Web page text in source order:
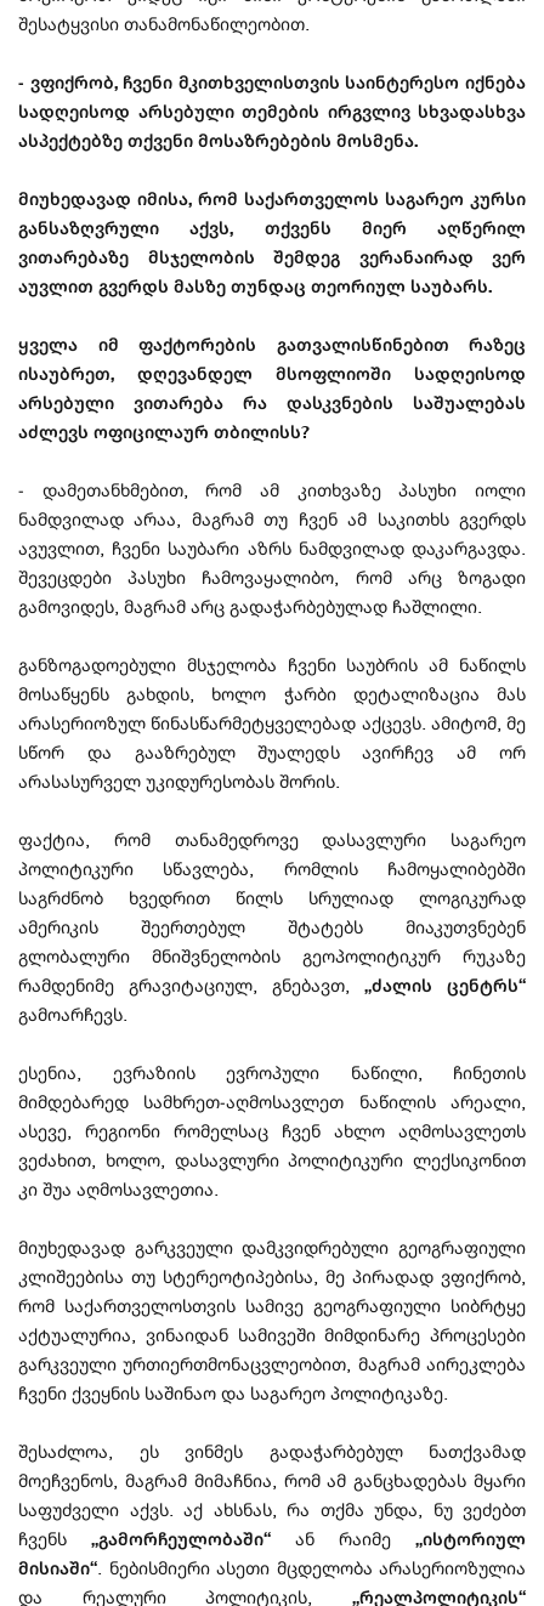
შესატყვისი თანამონაწილეობით.
- ვფიქრობ, ჩვენი მკითხველისთვის საინტერესო იქნება
სადღეისოდ არსებული თემების ირგვლივ სხვადასხვა
ასპექტებზე თქვენი მოსაზრებების მოსმენა.
მიუხედავად იმისა, რომ საქართველოს საგარეო კურსი
განსაზღვრული აქვს, თქვენს მიერ აღწერილ
ვითარებაზე მსჯელობის შემდეგ ვერანაირად ვერ
აუვლით გვერდს მასზე თუნდაც თეორიულ საუბარს.
ყველა იმ ფაქტორების გათვალისწინებით რაზეც
ისაუბრეთ, დღევანდელ მსოფლიოში სადღეისოდ
არსებული ვითარება რა დასკვნების საშუალებას
აძლევს ოფიცილაურ თბილისს?
- დამეთანხმებით, რომ ამ კითხვაზე პასუხი იოლი
ნამდვილად არაა, მაგრამ თუ ჩვენ ამ საკითხს გვერდს
ავუვლით, ჩვენი საუბარი აზრს ნამდვილად დაკარგავდა.
შევეცდები პასუხი ჩამოვაყალიბო, რომ არც ზოგადი
გამოვიდეს, მაგრამ არც გადაჭარბებულად ჩაშლილი.
განზოგადოებული მსჯელობა ჩვენი საუბრის ამ ნაწილს
მოსაწყენს გახდის, ხოლო ჭარბი დეტალიზაცია მას
არასერიოზულ წინასწარმეტყველებად აქცევს. ამიტომ, მე
სწორ და გააზრებულ შუალედს ავირჩევ ამ ორ
არასასურველ უკიდურესობას შორის.
ფაქტია, რომ თანამედროვე დასავლური საგარეო
პოლიტიკური სწავლება, რომლის ჩამოყალიბებში
საგრძნობ ხვედრით წილს სრულიად ლოგიკურად
ამერიკის შეერთებულ შტატებს მიაკუთვნებენ
გლობალური მნიშვნელობის გეოპოლიტიკურ რუკაზე
რამდენიმე გრავიტაციულ, გნებავთ, „ძალის ცენტრს“
გამოარჩევს.
ესენია, ევრაზიის ევროპული ნაწილი, ჩინეთის
მიმდებარედ სამხრეთ-აღმოსავლეთ ნაწილის არეალი,
ასევე, რეგიონი რომელსაც ჩვენ ახლო აღმოსავლეთს
ვეძახით, ხოლო, დასავლური პოლიტიკური ლექსიკონით
კი შუა აღმოსავლეთია.
მიუხედავად გარკვეული დამკვიდრებული გეოგრაფიული
კლიშეებისა თუ სტერეოტიპებისა, მე პირადად ვფიქრობ,
რომ საქართველოსთვის სამივე გეოგრაფიული სიბრტყე
აქტუალურია, ვინაიდან სამივეში მიმდინარე პროცესები
გარკვეული ურთიერთმონაცვლეობით, მაგრამ აირეკლება
ჩვენი ქვეყნის საშინაო და საგარეო პოლიტიკაზე.
შესაძლოა, ეს ვინმეს გადაჭარბებულ ნათქვამად
მოეჩვენოს, მაგრამ მიმაჩნია, რომ ამ განცხადებას მყარი
საფუძველი აქვს. აქ ახსნას, რა თქმა უნდა, ნუ ვეძებთ
ჩვენს „გამორჩეულობაში“ ან რაიმე „ისტორიულ
მისიაში“. ნებისმიერი ასეთი მცდელობა არასერიოზულია
და რეალური პოლიტიკის, „რეალპოლიტიკის“